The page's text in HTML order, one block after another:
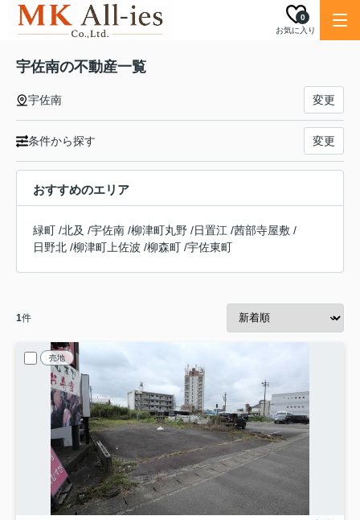
お気に入り
0
宇佐南の不動産一覧
宇佐南 変更
条件から探す 変更
おすすめのエリア
緑町 /北及 /宇佐南 /柳津町丸野 /日置江 /茜部寺屋敷 /
日野北 /柳津町上佐波 /柳森町 /宇佐東町
1件
売地